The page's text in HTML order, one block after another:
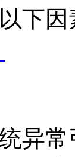
下
异